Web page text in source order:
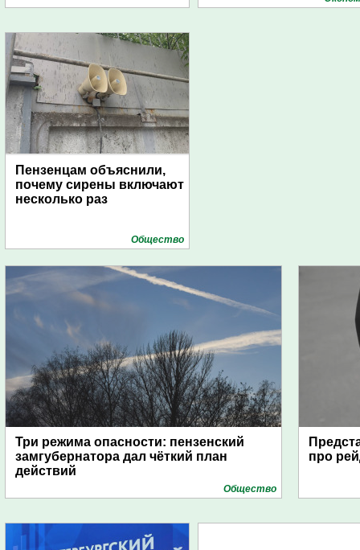
Пензенцам объяснили,
почему сирены включают
несколько раз
Общество
Три режима опасности: пензенский
замгубернатора дал чёткий план
действий
Общество
про